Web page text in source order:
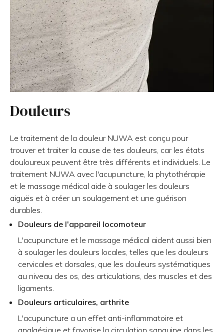
Douleurs
Le traitement de la douleur NUWA est conçu pour
trouver et traiter la cause de tes douleurs, car les états
douloureux peuvent être très différents et individuels. Le
traitement NUWA avec l'acupuncture, la phytothérapie
et le massage médical aide à soulager les douleurs
aiguës et à créer un soulagement et une guérison
durables.
Douleurs de l'appareil locomoteur
L'acupuncture et le massage médical aident aussi bien
à soulager les douleurs locales, telles que les douleurs
cervicales et dorsales, que les douleurs systématiques
au niveau des os, des articulations, des muscles et des
ligaments.
Douleurs articulaires, arthrite
L'acupuncture a un effet anti-inflammatoire et
analgésique et favorise la circulation sanguine dans les